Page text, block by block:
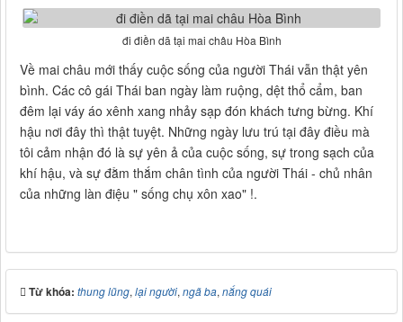
đi điền dã tại mai châu Hòa Bình
Về mai châu mới thấy cuộc sống của người Thái vẫn thật yên
bình. Các cô gái Thái ban ngày làm ruộng, dệt thổ cẩm, ban
đêm lại váy áo xênh xang nhảy sạp đón khách tưng bừng. Khí
hậu nơi đây thì thật tuyệt. Những ngày lưu trú tại đây điều mà
tôi cảm nhận đó là sự yên ả của cuộc sống, sự trong sạch của
khí hậu, và sự đằm thắm chân tình của người Thái - chủ nhân
của những làn điệu " sống chụ xôn xao" !.
Từ khóa: thung lũng, lại người, ngã ba, nắng quái